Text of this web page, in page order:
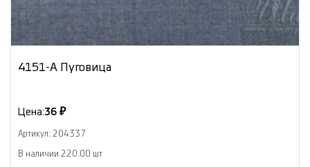
4151-А Пуговица
Цена:36 ₽
Артикул: 204337
В наличии 220.00 шт